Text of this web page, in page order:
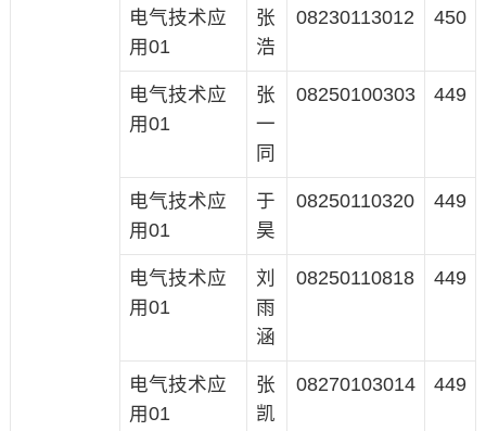
电气技术应
用01
张
浩
08230113012 450
电气技术应
用01
张
一
同
08250100303 449
电气技术应
用01
于
昊
08250110320 449
电气技术应
用01
刘
雨
涵
08250110818 449
电气技术应
用01
张
凯
08270103014 449